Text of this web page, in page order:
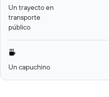
Un trayecto en
transporte
público
Un capuchino